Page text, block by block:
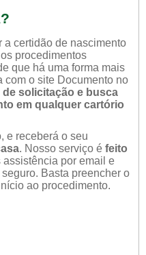
a certidão de nascimento
procedimentos
que há uma forma mais
com o site Documento no
solicitação e busca
em qualquer cartório
e receberá o seu
. Nosso serviço é feito
assistência por email e
Basta preencher o
ao procedimento.